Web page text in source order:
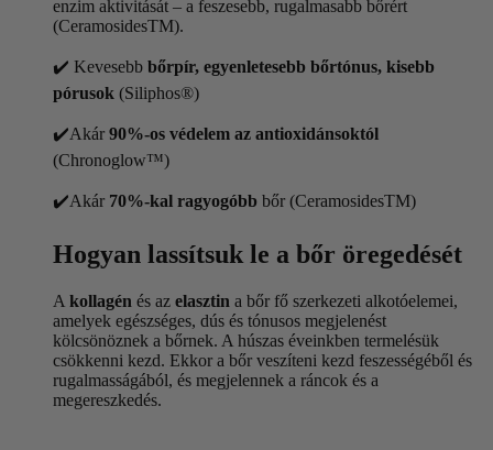
enzim aktivitását – a feszesebb, rugalmasabb bőrért
(CeramosidesTM).
✔️ Kevesebb bőrpír, egyenletesebb bőrtónus, kisebb
pórusok (Siliphos®)
✔️Akár 90%-os védelem az antioxidánsoktól
(Chronoglow™)
✔️Akár 70%-kal ragyogóbb bőr (CeramosidesTM)
Hogyan lassítsuk le a bőr öregedését
A kollagén és az elasztin a bőr fő szerkezeti alkotóelemei,
amelyek egészséges, dús és tónusos megjelenést
kölcsönöznek a bőrnek. A húszas éveinkben termelésük
csökkenni kezd. Ekkor a bőr veszíteni kezd feszességéből és
rugalmasságából, és megjelennek a ráncok és a
megereszkedés.